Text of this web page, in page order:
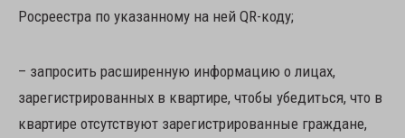
Росреестра по указанному на ней QR-коду;
– запросить расширенную информацию о лицах,
зарегистрированных в квартире, чтобы убедиться, что в
квартире отсутствуют зарегистрированные граждане,